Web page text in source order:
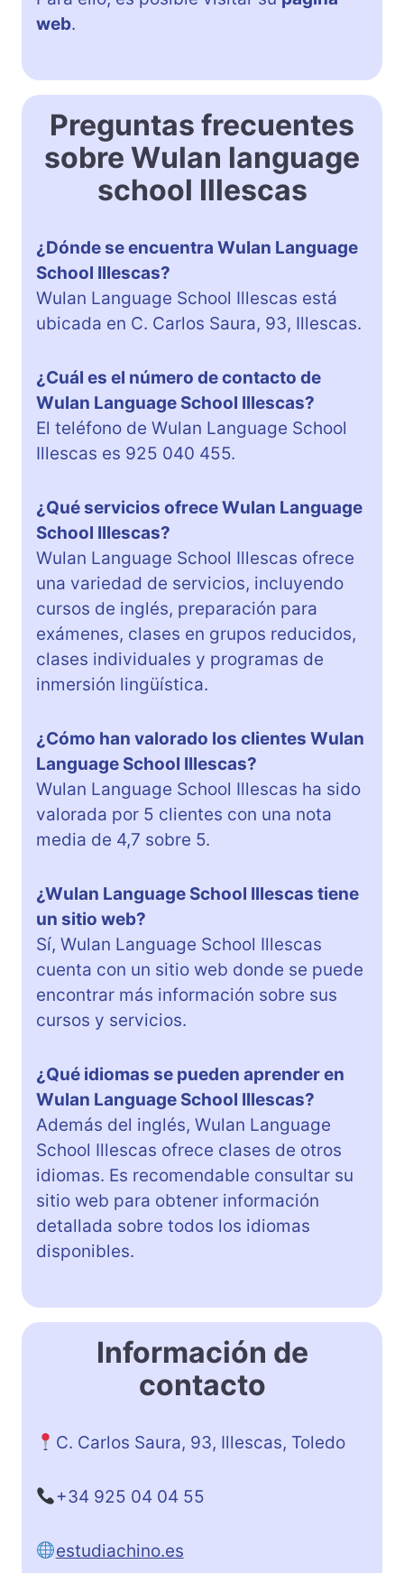
web.
Preguntas frecuentes
sobre Wulan language
school Illescas
¿Dónde se encuentra Wulan Language
School Illescas?
Wulan Language School Illescas está
ubicada en C. Carlos Saura, 93, Illescas.
¿Cuál es el número de contacto de
Wulan Language School Illescas?
El teléfono de Wulan Language School
Illescas es 925 040 455.
¿Qué servicios ofrece Wulan Language
School Illescas?
Wulan Language School Illescas ofrece
una variedad de servicios, incluyendo
cursos de inglés, preparación para
exámenes, clases en grupos reducidos,
clases individuales y programas de
inmersión lingüística.
¿Cómo han valorado los clientes Wulan
Language School Illescas?
Wulan Language School Illescas ha sido
valorada por 5 clientes con una nota
media de 4,7 sobre 5.
¿Wulan Language School Illescas tiene
un sitio web?
Sí, Wulan Language School Illescas
cuenta con un sitio web donde se puede
encontrar más información sobre sus
cursos y servicios.
¿Qué idiomas se pueden aprender en
Wulan Language School Illescas?
Además del inglés, Wulan Language
School Illescas ofrece clases de otros
idiomas. Es recomendable consultar su
sitio web para obtener información
detallada sobre todos los idiomas
disponibles.
Información de
contacto
C. Carlos Saura, 93, Illescas, Toledo
+34 925 04 04 55
estudiachino.es